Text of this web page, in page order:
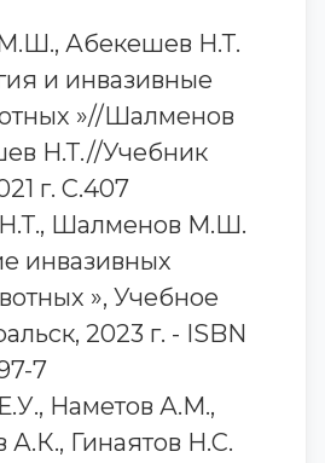
Абекешев Н.Т.
и инвазивные
»//Шалменов
Н.Т.//Учебник
г. С.407
Шалменов М.Ш.
инвазивных
», Учебное
2023 г. - ISBN
7
Наметов А.М.,
Гинаятов Н.С.